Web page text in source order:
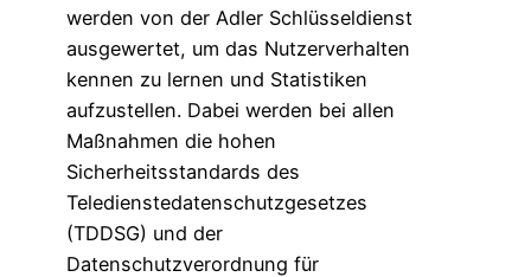
werden von der Adler Schlüsseldienst
ausgewertet, um das Nutzerverhalten
kennen zu lernen und Statistiken
aufzustellen. Dabei werden bei allen
Maßnahmen die hohen
Sicherheitsstandards des
Teledienstedatenschutzgesetzes
(TDDSG) und der
Datenschutzverordnung für